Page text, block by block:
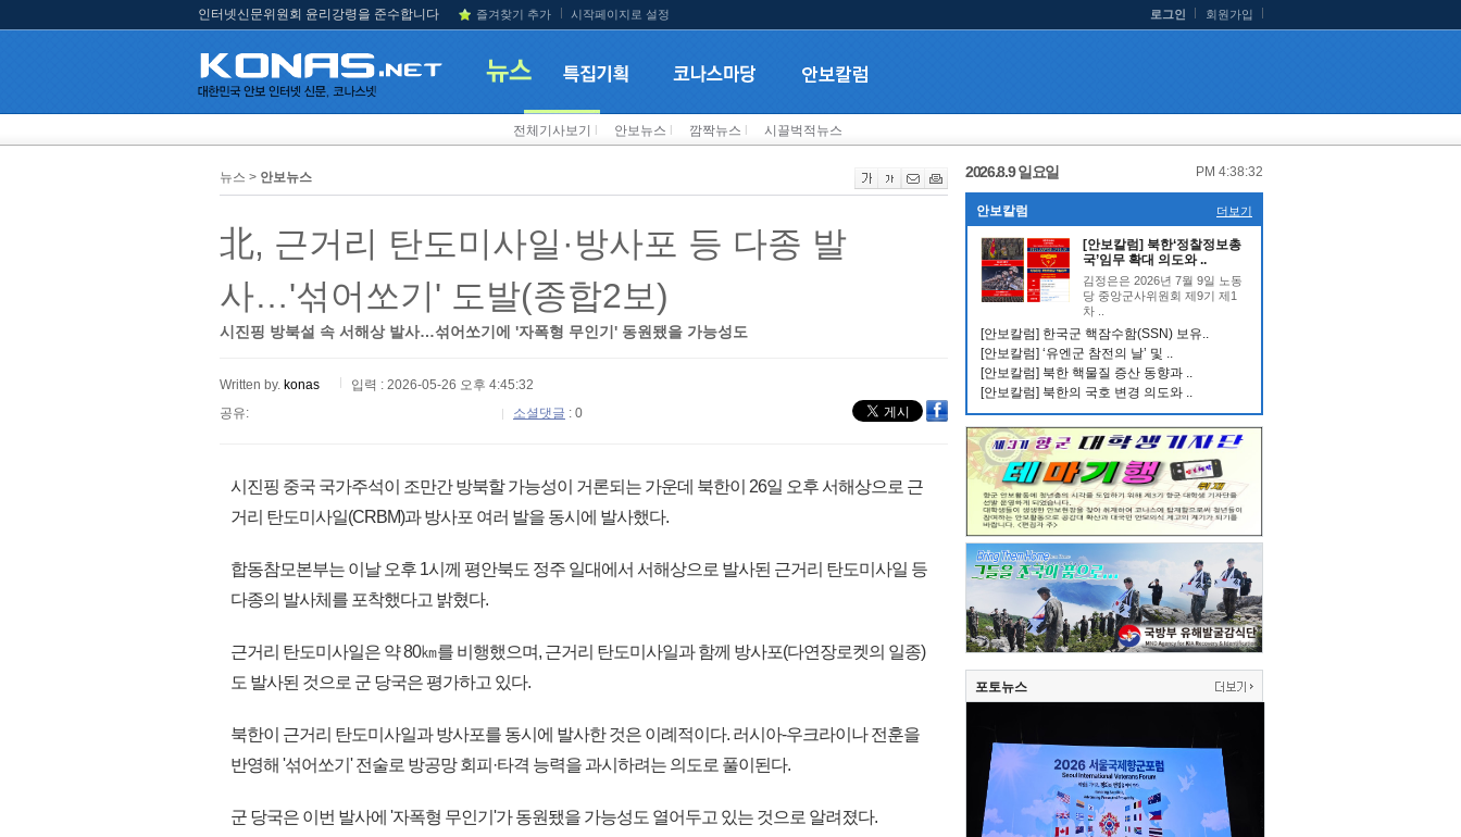
인터넷신문위원회 윤리강령을 준수합니다 즐겨찾기 추가 시작페이지로 설정 로그인 회원가입
전체기사보기 안보뉴스 깜짝뉴스 시끌벅적뉴스
뉴스 > 안보뉴스
北, 근거리 탄도미사일·방사포 등 다종 발
사…'섞어쏘기' 도발(종합2보)
시진핑 방북설 속 서해상 발사…섞어쏘기에 '자폭형 무인기' 동원됐을 가능성도
Written by. konas
입력 : 2026-05-26 오후 4:45:32
공유:
소셜댓글 : 0
시진핑 중국 국가주석이 조만간 방북할 가능성이 거론되는 가운데 북한이 26일 오후 서해상으로 근
거리 탄도미사일(CRBM)과 방사포 여러 발을 동시에 발사했다.
합동참모본부는 이날 오후 1시께 평안북도 정주 일대에서 서해상으로 발사된 근거리 탄도미사일 등
다종의 발사체를 포착했다고 밝혔다.
근거리 탄도미사일은 약 80㎞를 비행했으며, 근거리 탄도미사일과 함께 방사포(다연장로켓의 일종)
도 발사된 것으로 군 당국은 평가하고 있다.
북한이 근거리 탄도미사일과 방사포를 동시에 발사한 것은 이례적이다. 러시아-우크라이나 전훈을
반영해 '섞어쏘기' 전술로 방공망 회피·타격 능력을 과시하려는 의도로 풀이된다.
군 당국은 이번 발사에 '자폭형 무인기'가 동원됐을 가능성도 열어두고 있는 것으로 알려졌다.
2026.8.9 일요일 PM 4:38:32
안보칼럼 더보기
[안보칼럼] 북한‘정찰정보총
국’임무 확대 의도와 ..
김정은은 2026년 7월 9일 노동
당 중앙군사위원회 제9기 제1
차 ..
[안보칼럼] 한국군 핵잠수함(SSN) 보유..
[안보칼럼] ‘유엔군 참전의 날’ 및 ..
[안보칼럼] 북한 핵물질 증산 동향과 ..
[안보칼럼] 북한의 국호 변경 의도와 ..
포토뉴스